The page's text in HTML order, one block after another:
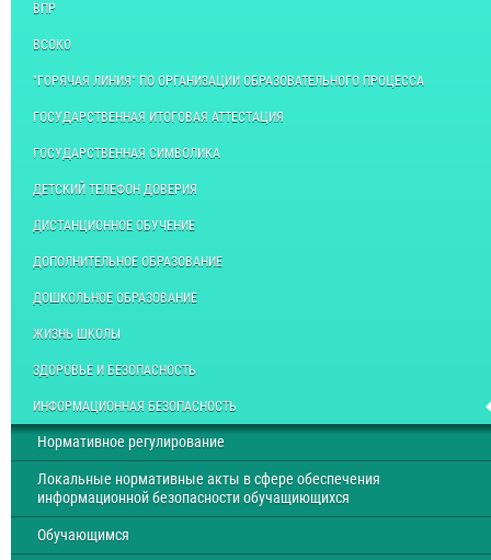
ВПР
ВСОКО
"ГОРЯЧАЯ ЛИНИЯ" ПО ОРГАНИЗАЦИИ ОБРАЗОВАТЕЛЬНОГО ПРОЦЕССА
ГОСУДАРСТВЕННАЯ ИТОГОВАЯ АТТЕСТАЦИЯ
ГОСУДАРСТВЕННАЯ СИМВОЛИКА
ДЕТСКИЙ ТЕЛЕФОН ДОВЕРИЯ
ДИСТАНЦИОННОЕ ОБУЧЕНИЕ
ДОПОЛНИТЕЛЬНОЕ ОБРАЗОВАНИЕ
ДОШКОЛЬНОЕ ОБРАЗОВАНИЕ
ЖИЗНЬ ШКОЛЫ
ЗДОРОВЬЕ И БЕЗОПАСНОСТЬ
ИНФОРМАЦИОННАЯ БЕЗОПАСНОСТЬ
Нормативное регулирование
Локальные нормативные акты в сфере обеспечения
информационной безопасности обучащиющихся
Обучающимся